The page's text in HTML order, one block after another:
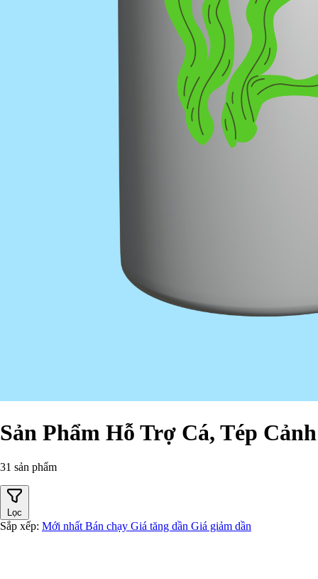
Sản Phẩm Hỗ Trợ Cá, Tép Cảnh
31 sản phẩm
Lọc
Sắp xếp: Mới nhất Bán chạy Giá tăng dần Giá giảm dần